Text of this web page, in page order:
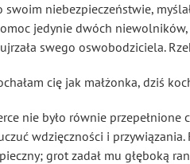
swoim niebezpieczeństwie,
jedynie dwóch
swego oswobodziciela.
cię jak małżonka, dziś
nie było równie przepełnione
wdzięczności i
grot zadał mu głęboką